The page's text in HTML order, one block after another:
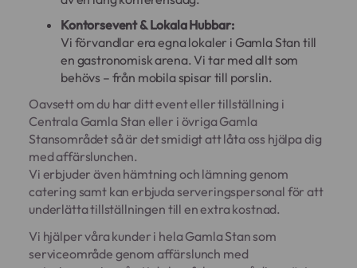
Kontorsevent & Lokala Hubbar:
Vi förvandlar era egna lokaler i Gamla Stan till
en gastronomisk arena. Vi tar med allt som
behövs – från mobila spisar till porslin.
Oavsett om du har ditt event eller tillställning i
Centrala Gamla Stan eller i övriga Gamla
Stansområdet så är det smidigt att låta oss hjälpa dig
med affärslunchen.
Vi erbjuder även hämtning och lämning genom
catering samt kan erbjuda serveringspersonal för att
underlätta tillställningen till en extra kostnad.
Vi hjälper våra kunder i hela Gamla Stan som
serviceområde genom affärslunch med